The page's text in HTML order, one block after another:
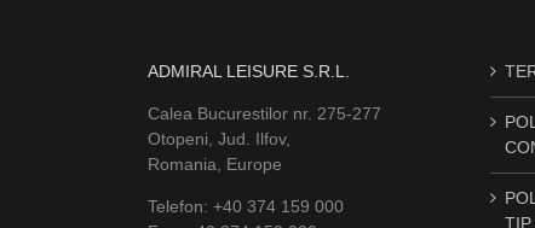
ADMIRAL LEISURE S.R.L.
Calea Bucurestilor nr. 275-277
Otopeni, Jud. Ilfov,
Romania, Europe
Telefon: +40 374 159 000
TIP